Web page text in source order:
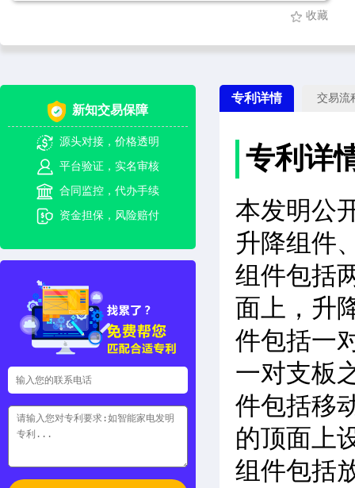
收藏
新知交易保障
源头对接，价格透明
平台验证，实名审核
合同监控，代办手续
资金担保，风险赔付
专利详情 交易流
专利详
本发明公
升降组件
组件包括
面上，升
件包括一
一对支板
件包括移
的顶面上
组件包括